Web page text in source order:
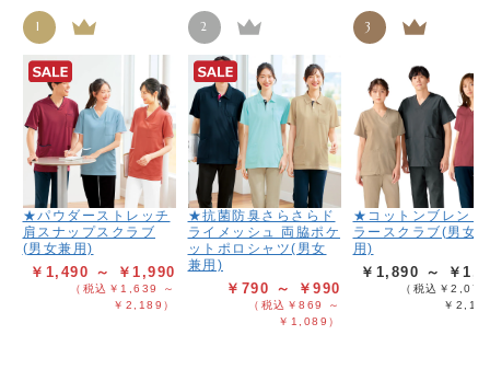
1
★パウダーストレッチ
肩スナップスクラブ
(男女兼用)
￥1,490 ～ ￥1,990
（税込￥1,639 ～
￥2,189）
2
★抗菌防臭さらさらド
ライメッシュ 両脇ポケ
ットポロシャツ(男女
兼用)
￥790 ～ ￥990
（税込￥869 ～
￥1,089）
3
★コットンブレンド
ラースクラブ(男女
用)
￥1,890 ～ ￥
（税込￥
￥